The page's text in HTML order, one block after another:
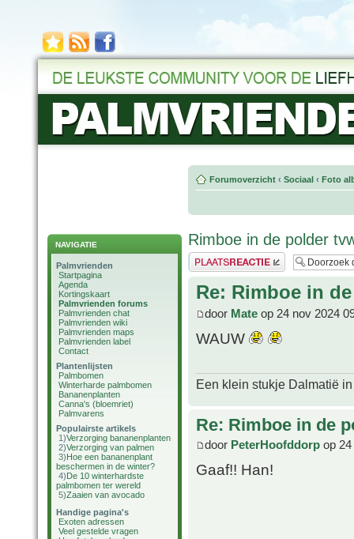
NAVIGATIE
Palmvrienden
Startpagina
Agenda
Kortingskaart
Palmvrienden forums
Palmvrienden chat
Palmvrienden wiki
Palmvrienden maps
Palmvrienden label
Contact
Plantenlijsten
Palmbomen
Winterharde palmbomen
Bananenplanten
Canna's (bloemriet)
Palmvarens
Populairste artikels
1)Verzorging bananenplanten
2)Verzorging van palmen
3)Hoe een bananenplant
beschermen in de winter?
4)De 10 winterhardste
palmbomen ter wereld
5)Zaaien van avocado
Handige pagina's
Exoten adressen
Veel gestelde vragen
Forumoverzicht ‹ Sociaal ‹ Foto
Rimboe in de polder
Plaats een reactie
Re: Rimboe in
door Mate op 24 nov 2024
WAUW
Een klein stukje Dalmatië
Re: Rimboe in de
door PeterHoofddorp op
Gaaf!! Han!